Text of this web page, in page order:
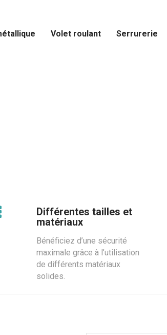
Volet roulant Serrurerie
Différentes tailles et
matériaux
Bénéficiez d’une sécurité
maximale grâce à l’utilisation
de différents matériaux
solides.